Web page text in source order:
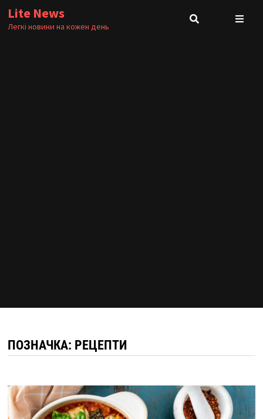
Skip
to
Lite News
Легкі новини на кожен день
ПОЗНАЧКА: РЕЦЕПТИ